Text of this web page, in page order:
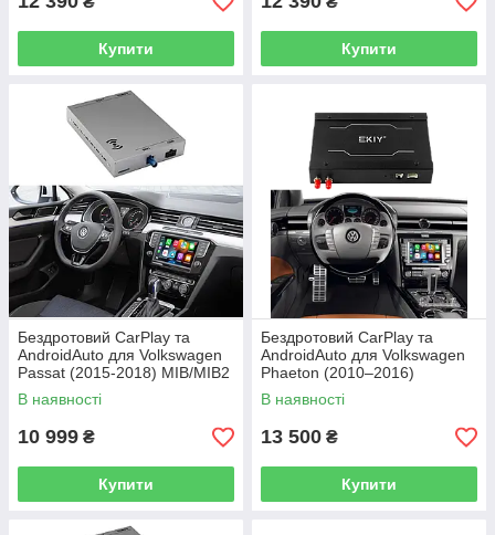
Купити Купити
Бездротовий CarPlay та
AndroidAuto для Volkswagen
Passat (2015-2018) MIB/MIB2
В наявності
10 999 ₴
Купити
Бездротовий CarPlay та
AndroidAuto для Volkswagen
Phaeton (2010–2016)
В наявності
13 500 ₴
Купити